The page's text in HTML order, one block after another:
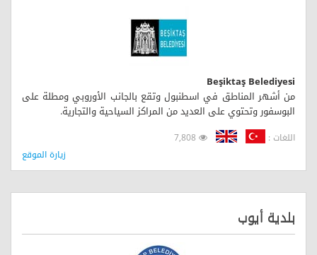
Beşiktaş Belediyesi
من أشهر المناطق في اسطنبول وتقع بالجانب الأوروبي ومطلة على
البوسفور وتحتوي على العديد من المراكز السياحية والتجارية.
اللغات :
زيارة الموقع
بلدية أيوب